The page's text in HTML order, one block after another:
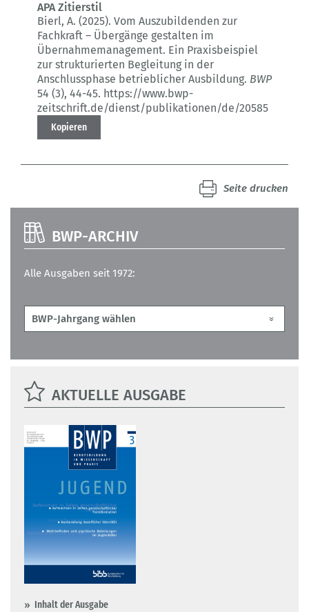
APA Zitierstil
Bierl, A. (2025). Vom Auszubildenden zur
Fachkraft – Übergänge gestalten im
Übernahmemanagement. Ein Praxisbeispiel
zur strukturierten Begleitung in der
Anschlussphase betrieblicher Ausbildung. BWP
54 (3), 44-45. https://www.bwp-
zeitschrift.de/dienst/publikationen/de/20585
Kopieren
Seite drucken
BWP-ARCHIV
Alle Ausgaben seit 1972:
AKTUELLE AUSGABE
Inhalt der Ausgabe